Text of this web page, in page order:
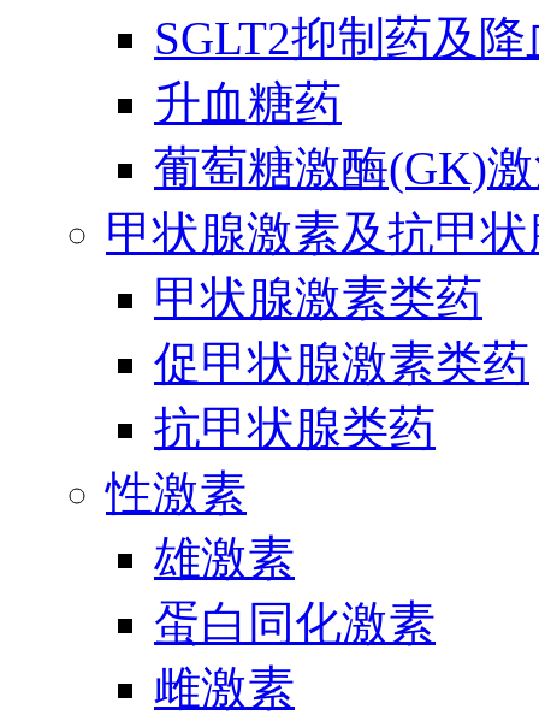
SGLT2抑制药及
升血糖药
葡萄糖激酶(GK)
甲状腺激素及抗甲
甲状腺激素类药
促甲状腺激素类药
抗甲状腺类药
性激素
雄激素
蛋白同化激素
雌激素